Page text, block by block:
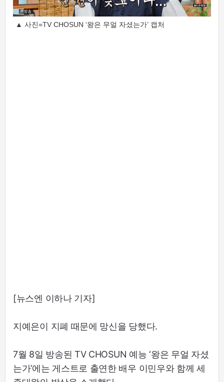
▲ 사진=TV CHOSUN ‘왕은 무얼 자셨는가’ 캡처
[뉴스엔 이하나 기자]
지예은이 지폐 때문에 망신을 당했다.
7월 8일 방송된 TV CHOSUN 예능 ‘왕은 무얼 자셨
는가’에는 게스트로 출연한 배우 이민우와 함께 세